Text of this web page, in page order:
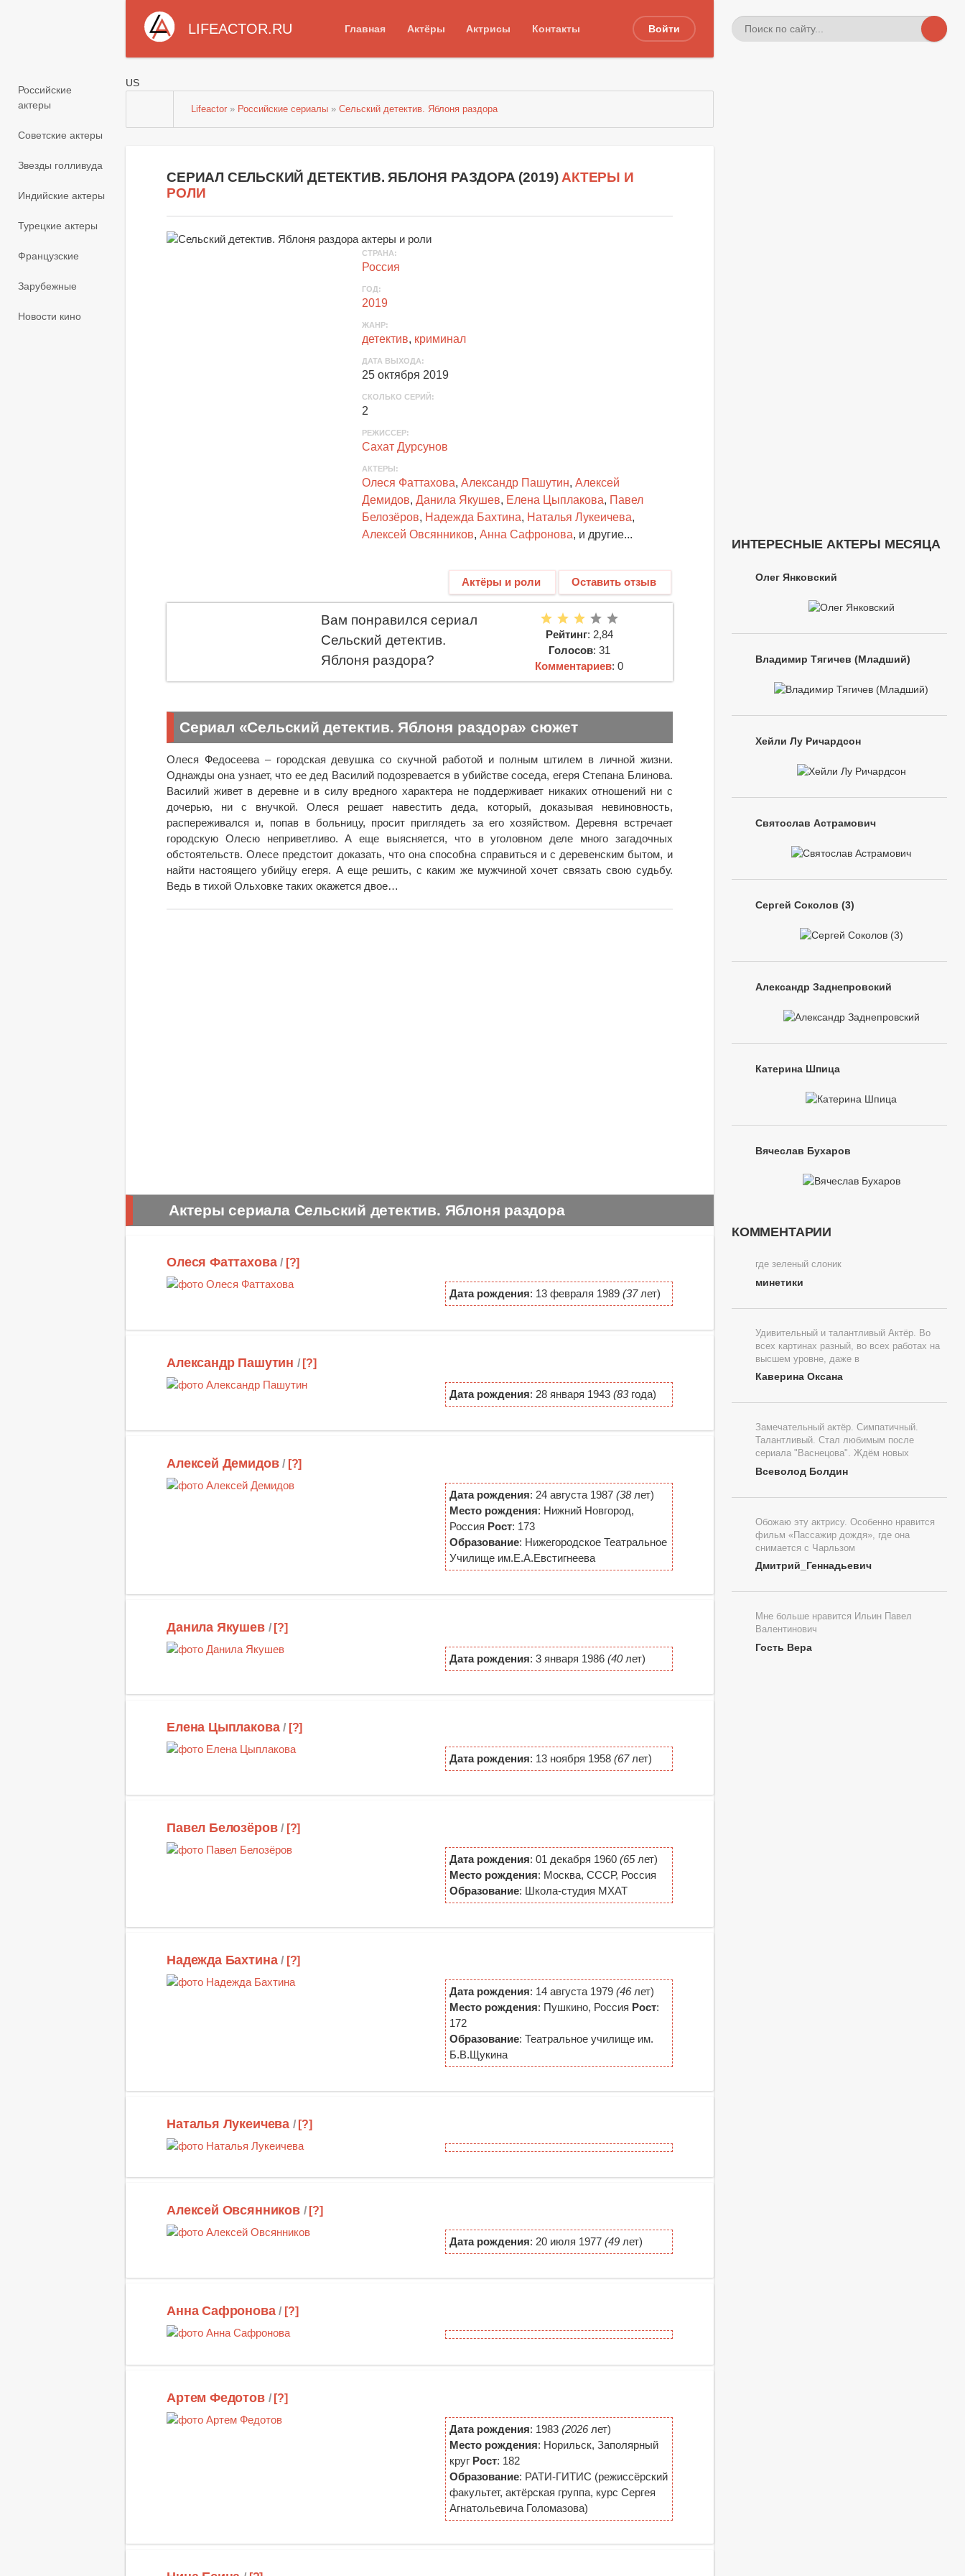
LIFEACTOR.RU Главная Актёры Актрисы Контакты Войти
Российские
актеры
Советские актеры
Звезды голливуда
Индийские актеры
Турецкие актеры
Французские
Зарубежные
Новости кино
US
Lifeactor » Российские сериалы »Сельский детектив. Яблоня раздора
СЕРИАЛ СЕЛЬСКИЙ ДЕТЕКТИВ. ЯБЛОНЯ РАЗДОРА (2019) АКТЕРЫ И
РОЛИ
СТРАНА:
Россия
ГОД:
2019
ЖАНР:
детектив, криминал
ДАТА ВЫХОДА:
25 октября 2019
СКОЛЬКО СЕРИЙ:
2
РЕЖИССЕР:
Сахат Дурсунов
АКТЕРЫ:
Олеся Фаттахова, Александр Пашутин, Алексей
Демидов, Данила Якушев, Елена Цыплакова, Павел
Белозёров, Надежда Бахтина, Наталья Лукеичева,
Алексей Овсянников, Анна Сафронова, и другие...
Актёры и роли Оставить отзыв
Вам понравился сериал
Сельский детектив.
Яблоня раздора?
Рейтинг: 2,84
Голосов: 31
Комментариев: 0
Сериал «Сельский детектив. Яблоня раздора» сюжет
Олеся Федосеева – городская девушка со скучной работой и полным штилем в личной жизни.
Однажды она узнает, что ее дед Василий подозревается в убийстве соседа, егеря Степана Блинова.
Василий живет в деревне и в силу вредного характера не поддерживает никаких отношений ни с
дочерью, ни с внучкой. Олеся решает навестить деда, который, доказывая невиновность,
распереживался и, попав в больницу, просит приглядеть за его хозяйством. Деревня встречает
городскую Олесю неприветливо. А еще выясняется, что в уголовном деле много загадочных
обстоятельств. Олесе предстоит доказать, что она способна справиться и с деревенским бытом, и
найти настоящего убийцу егеря. А еще решить, с каким же мужчиной хочет связать свою судьбу.
Ведь в тихой Ольховке таких окажется двое…
Актеры сериала Сельский детектив. Яблоня раздора
Олеся Фаттахова / [?]
Дата рождения: 13 февраля 1989 (37лет)
Александр Пашутин / [?]
Дата рождения: 28 января 1943 (83года)
Алексей Демидов / [?]
Дата рождения: 24 августа 1987 (38лет)
Место рождения: Нижний Новгород,
Россия Рост: 173
Образование: Нижегородское Театральное
Училище им.Е.А.Евстигнеева
Данила Якушев / [?]
Дата рождения: 3 января 1986 (40лет)
Елена Цыплакова / [?]
Дата рождения: 13 ноября 1958 (67лет)
Павел Белозёров / [?]
Дата рождения: 01 декабря 1960 (65лет)
Место рождения: Москва, СССР, Россия
Образование: Школа-студия МХАТ
Надежда Бахтина / [?]
Дата рождения: 14 августа 1979 (46лет)
Место рождения: Пушкино, Россия Рост:
172
Образование: Театральное училище им.
Б.В.Щукина
Наталья Лукеичева / [?]
Алексей Овсянников / [?]
Дата рождения: 20 июля 1977 (49лет)
Анна Сафронова / [?]
Артем Федотов / [?]
Дата рождения: 1983 (2026лет)
Место рождения: Норильск, Заполярный
круг Рост: 182
Образование: РАТИ-ГИТИС (режиссёрский
факультет, актёрская группа, курс Сергея
Агнатольевича Голомазова)
ИНТЕРЕСНЫЕ АКТЕРЫ МЕСЯЦА
Олег Янковский
Владимир Тягичев (Младший)
Хейли Лу Ричардсон
Святослав Астрамович
Сергей Соколов (3)
Александр Заднепровский
Катерина Шпица
Вячеслав Бухаров
КОММЕНТАРИИ
где зеленый слоник
минетики
Удивительный и талантливый Актёр. Во
всех картинах разный, во всех работах на
высшем уровне, даже в
Каверина Оксана
Замечательный актёр. Симпатичный.
Талантливый. Стал любимым после
сериала "Васнецова". Ждём новых
Всеволод Болдин
Обожаю эту актрису. Особенно нравится
фильм «Пассажир дождя», где она
снимается с Чарльзом
Дмитрий_Геннадьевич
Мне больше нравится Ильин Павел
Валентинович
Гость Вера